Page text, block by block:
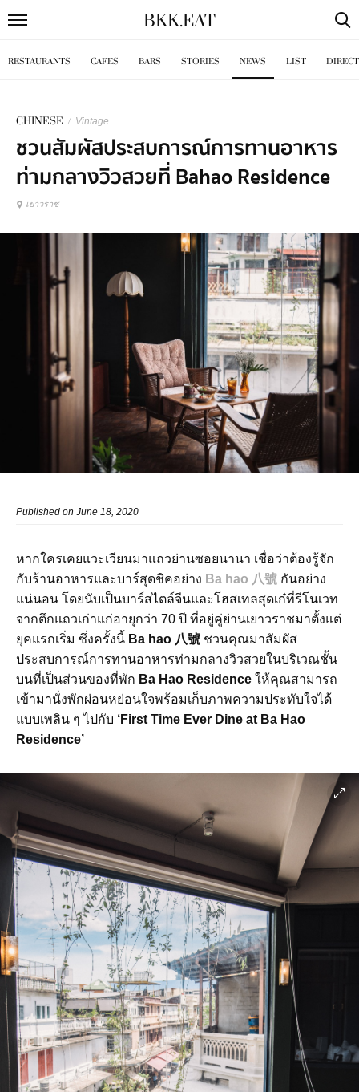
BKK.EAT
RESTAURANTS CAFES BARS STORIES NEWS LIST
CHINESE / Vintage
ชวนสัมผัสประสบการณ์การทานอาหาร
ท่ามกลางวิวสวยที่ Bahao Residence
เยาวราช
Published on June 18, 2020
หากใครเคยแวะเวียนมาแถวย่านซอยนานา เชื่อว่าต้องรู้จัก
กับร้านอาหารและบาร์สุดชิคอย่าง Ba hao 八號 กันอย่าง
แน่นอน โดยนับเป็นบาร์สไตล์จีนและโฮสเทลสุดเก๋ที่รีโนเวท
จากตึกแถวเก่าแก่อายุกว่า 70 ปี ที่อยู่คู่ย่านเยาวราชมาตั้งแต่
ยุคแรกเริ่ม ซึ่งครั้งนี้ Ba hao 八號 ชวนคุณมาสัมผัส
ประสบการณ์การทานอาหารท่ามกลางวิวสวยในบริเวณชั้น
บนที่เป็นส่วนของที่พัก Ba Hao Residence ให้คุณสามารถ
เข้ามานั่งพักผ่อนหย่อนใจพร้อมเก็บภาพความประทับใจได้
แบบเพลิน ๆ ไปกับ ‘First Time Ever Dine at Ba Hao
Residence’